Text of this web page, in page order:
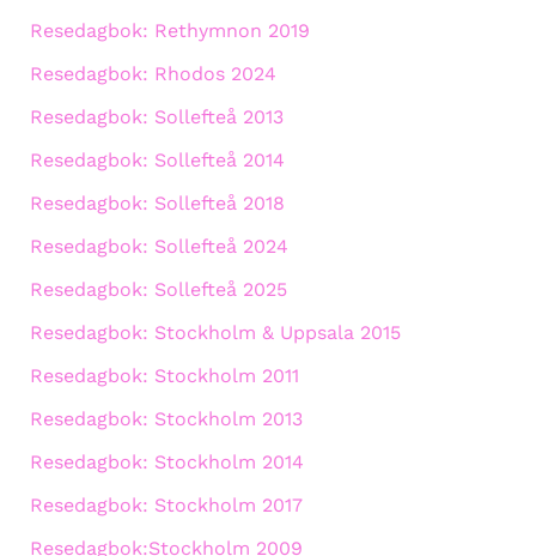
Resedagbok: Rethymnon 2019
Resedagbok: Rhodos 2024
Resedagbok: Sollefteå 2013
Resedagbok: Sollefteå 2014
Resedagbok: Sollefteå 2018
Resedagbok: Sollefteå 2024
Resedagbok: Sollefteå 2025
Resedagbok: Stockholm & Uppsala 2015
Resedagbok: Stockholm 2011
Resedagbok: Stockholm 2013
Resedagbok: Stockholm 2014
Resedagbok: Stockholm 2017
Resedagbok:Stockholm 2009